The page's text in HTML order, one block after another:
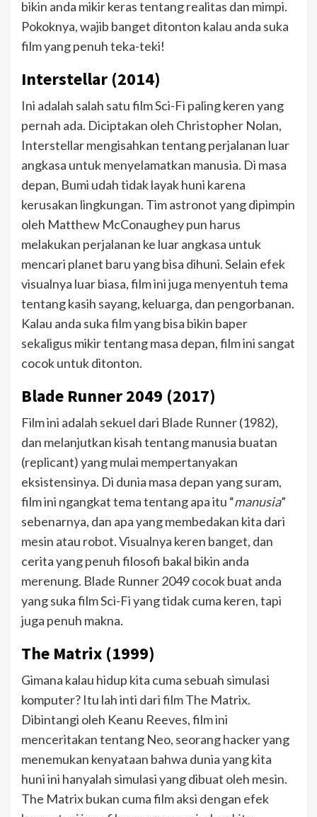
bikin anda mikir keras tentang realitas dan mimpi.
Pokoknya, wajib banget ditonton kalau anda suka
film yang penuh teka-teki!
Interstellar (2014)
Ini adalah salah satu film Sci-Fi paling keren yang
pernah ada. Diciptakan oleh Christopher Nolan,
Interstellar mengisahkan tentang perjalanan luar
angkasa untuk menyelamatkan manusia. Di masa
depan, Bumi udah tidak layak huni karena
kerusakan lingkungan. Tim astronot yang dipimpin
oleh Matthew McConaughey pun harus
melakukan perjalanan ke luar angkasa untuk
mencari planet baru yang bisa dihuni. Selain efek
visualnya luar biasa, film ini juga menyentuh tema
tentang kasih sayang, keluarga, dan pengorbanan.
Kalau anda suka film yang bisa bikin baper
sekaligus mikir tentang masa depan, film ini sangat
cocok untuk ditonton.
Blade Runner 2049 (2017)
Film ini adalah sekuel dari Blade Runner (1982),
dan melanjutkan kisah tentang manusia buatan
(replicant) yang mulai mempertanyakan
eksistensinya. Di dunia masa depan yang suram,
film ini ngangkat tema tentang apa itu “manusia”
sebenarnya, dan apa yang membedakan kita dari
mesin atau robot. Visualnya keren banget, dan
cerita yang penuh filosofi bakal bikin anda
merenung. Blade Runner 2049 cocok buat anda
yang suka film Sci-Fi yang tidak cuma keren, tapi
juga penuh makna.
The Matrix (1999)
Gimana kalau hidup kita cuma sebuah simulasi
komputer? Itu lah inti dari film The Matrix.
Dibintangi oleh Keanu Reeves, film ini
menceritakan tentang Neo, seorang hacker yang
menemukan kenyataan bahwa dunia yang kita
huni ini hanyalah simulasi yang dibuat oleh mesin.
The Matrix bukan cuma film aksi dengan efek